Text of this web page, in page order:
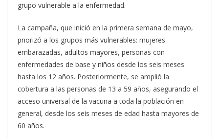
grupo vulnerable a la enfermedad.
La campaña, que inició en la primera semana de mayo,
priorizó a los grupos más vulnerables: mujeres
embarazadas, adultos mayores, personas con
enfermedades de base y niños desde los seis meses
hasta los 12 años. Posteriormente, se amplió la
cobertura a las personas de 13 a 59 años, asegurando el
acceso universal de la vacuna a toda la población en
general, desde los seis meses de edad hasta mayores de
60 años.